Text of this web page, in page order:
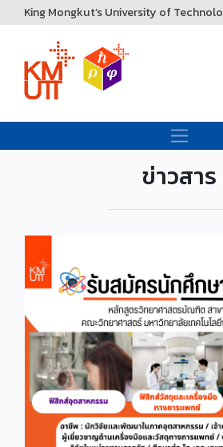
King Mongkut’s University of
ข่าวสาร